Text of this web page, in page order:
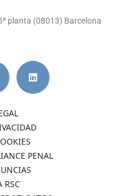
planta (08013) Barcelona
PENAL
RSC